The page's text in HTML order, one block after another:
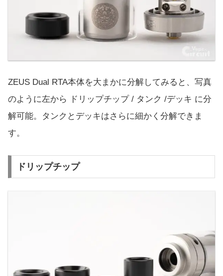
ZEUS Dual RTA本体を大まかに分解してみると、写真
のように左から ドリップチップ / タンク /デッキ に分
解可能。タンクとデッキはさらに細かく分解できま
す。
ドリップチップ